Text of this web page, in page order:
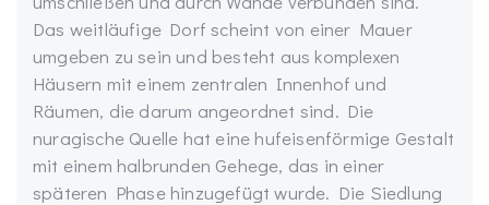
Das weitläufige Dorf scheint von einer Mauer
umgeben zu sein und besteht aus komplexen
Häusern mit einem zentralen Innenhof und
Räumen, die darum angeordnet sind. Die
nuragische Quelle hat eine hufeisenförmige Gestalt
mit einem halbrunden Gehege, das in einer
späteren Phase hinzugefügt wurde. Die Siedlung